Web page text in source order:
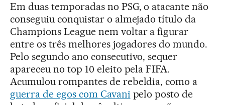
Em duas temporadas no PSG, o atacante não
conseguiu conquistar o almejado título da
Champions League nem voltar a figurar
entre os três melhores jogadores do mundo.
Pelo segundo ano consecutivo, sequer
apareceu no top 10 eleito pela FIFA.
Acumulou rompantes de rebeldia, como a
guerra de egos com Cavani pelo posto de